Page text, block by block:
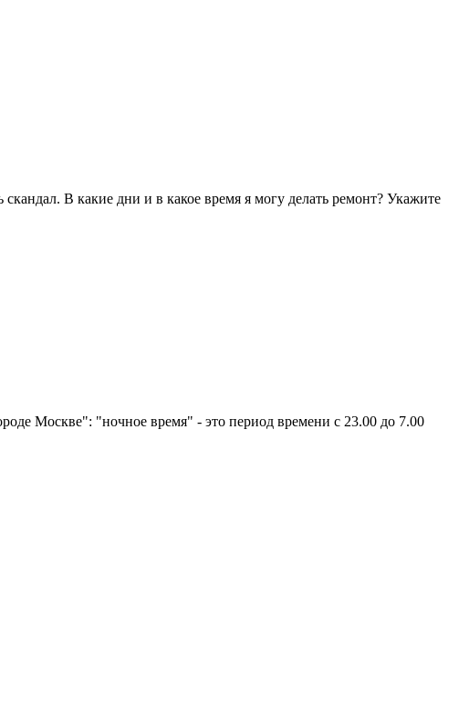
В какие дни и в какое время я могу делать ремонт? Укажите
Москве": "ночное время" - это период времени с 23.00 до 7.00